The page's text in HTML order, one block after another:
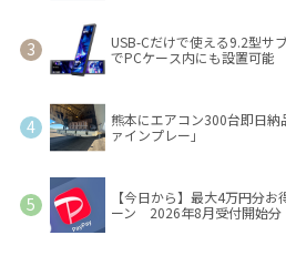
USB-Cだけで使える9.2型
でPCケース内にも設置可能
熊本にエアコン300台即日
ァインプレー」
【今日から】最大4万円分
ーン 2026年8月受付開始分